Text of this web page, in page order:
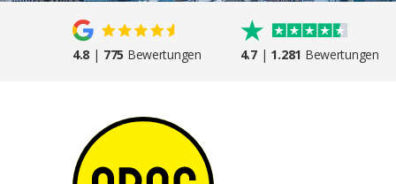
4.8 | 775 Bewertungen 4.7 | 1.281 Bewertungen